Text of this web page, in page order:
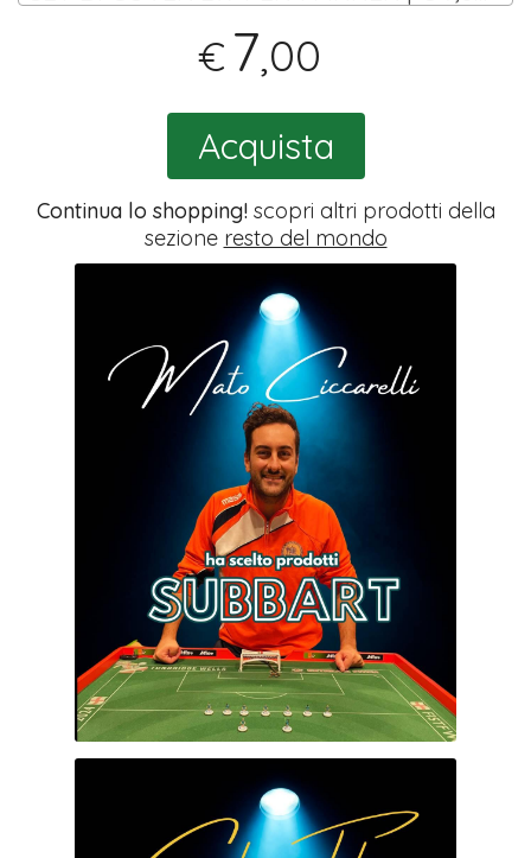
€ 7,00
Acquista
Continua lo shopping!scopri altri prodotti della
sezione resto del mondo